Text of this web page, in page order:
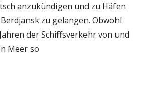
anzukündigen und zu Häfen
zu gelangen. Obwohl
der Schiffsverkehr von und
Meer so